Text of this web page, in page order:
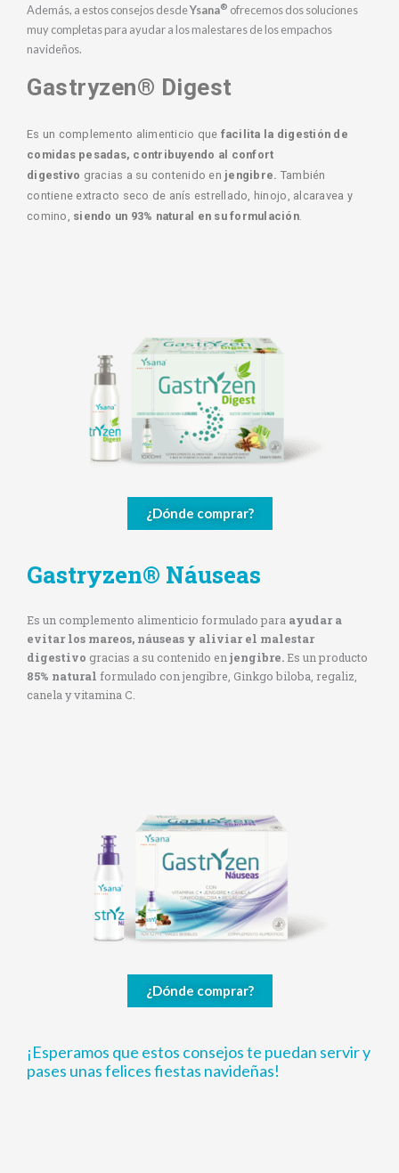
Además, a estos consejos desdeYsana® ofrecemos dos soluciones
muy completas para ayudar a los malestares de los empachos
navideños.
Gastryzen® Digest
Es un complemento alimenticio que facilita la digestión de
comidas pesadas, contribuyendo al confort
digestivo gracias a su contenido en jengibre. También
contiene extracto seco de anís estrellado, hinojo, alcaravea y
comino, siendo un 93% natural en su formulación.
¿Dónde comprar?
Gastryzen® Náuseas
Es un complemento alimenticio formulado para ayudar a
evitar los mareos, náuseas y aliviar el malestar
digestivo gracias a su contenido enjengibre. Es un producto
85% natural formulado con jengibre, Ginkgo biloba, regaliz,
canela y vitamina C.
¿Dónde comprar?
¡Esperamos que estos consejos te puedan servir y
pases unas felices fiestas navideñas!